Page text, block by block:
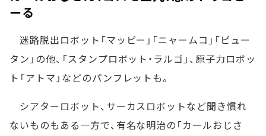
ーる
迷路脱出ロボット「マッピー」「ニャームコ」「ピュー
タン」の他、「スタンプロボット・ラルゴ」、原子力ロボッ
ト「アトマ」などのパンフレットも。
シアターロボット、サーカスロボットなど聞き慣れ
ないものもある一方で、有名な明治の「カールおじさ